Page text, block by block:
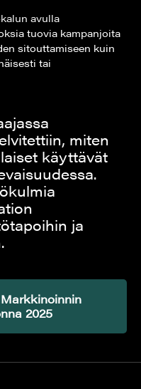
avulla
tuovia kampanjoita
sitouttamiseen kuin
tai
miten
käyttävät
ja
2025